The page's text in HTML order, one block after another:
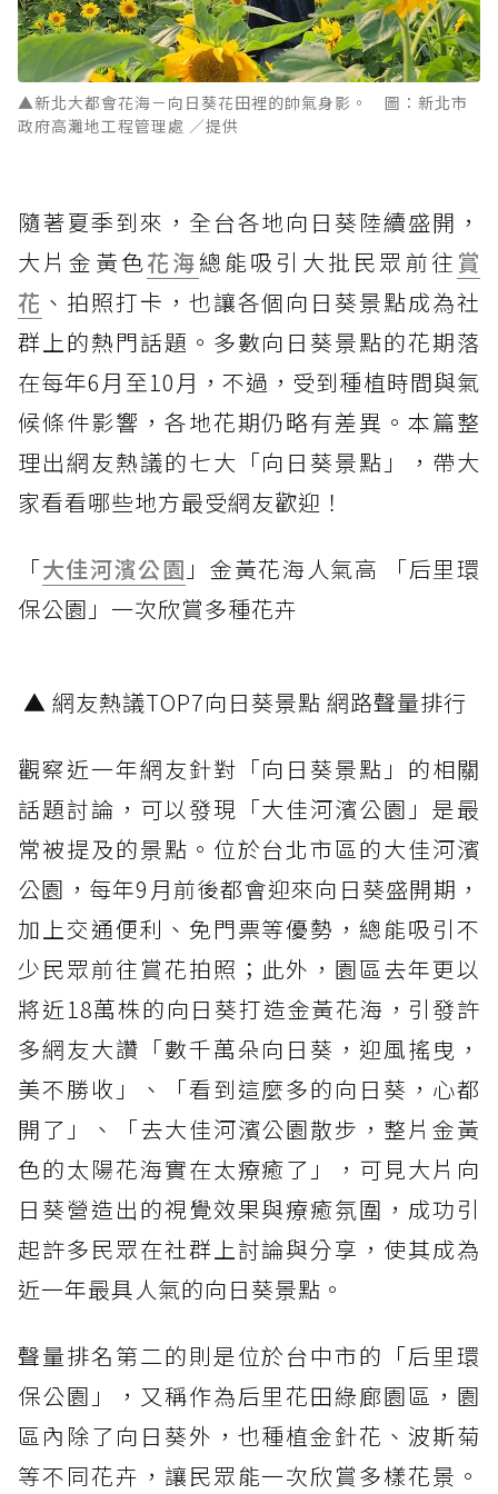
▲新北大都會花海－向日葵花田裡的帥氣身影。 圖：新北市
政府高灘地工程管理處 ／提供
隨著夏季到來，全台各地向日葵陸續盛開，
大片金黃色花海總能吸引大批民眾前往 賞
花 、拍照打卡，也讓各個向日葵景點成為社
群上的熱門話題。多數向日葵景點的花期落
在每年6月至10月，不過，受到種植時間與氣
候條件影響，各地花期仍略有差異。本篇整
理出網友熱議的七大「向日葵景點」，帶大
家看看哪些地方最受網友歡迎！
「大佳河濱公園 」金黃花海人氣高 「后里環
保公園」一次欣賞多種花卉
▲ 網友熱議TOP7向日葵景點 網路聲量排行
觀察近一年網友針對「向日葵景點」的相關
話題討論，可以發現「大佳河濱公園」是最
常被提及的景點。位於台北市區的大佳河濱
公園，每年9月前後都會迎來向日葵盛開期，
加上交通便利、免門票等優勢，總能吸引不
少民眾前往賞花拍照；此外，園區去年更以
將近18萬株的向日葵打造金黃花海，引發許
多網友大讚「數千萬朵向日葵，迎風搖曳，
美不勝收」、「看到這麼多的向日葵，心都
開了」、「去大佳河濱公園散步，整片金黃
色的太陽花海實在太療癒了」，可見大片向
日葵營造出的視覺效果與療癒氛圍，成功引
起許多民眾在社群上討論與分享，使其成為
近一年最具人氣的向日葵景點。
聲量排名第二的則是位於台中市的「后里環
保公園」，又稱作為后里花田綠廊園區，園
區內除了向日葵外，也種植金針花、波斯菊
等不同花卉，讓民眾能一次欣賞多樣花景。